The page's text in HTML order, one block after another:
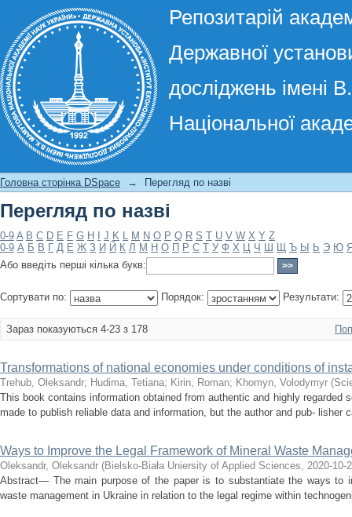
Репозитарій
Державної
досліджень імені
Національної
Перегляд по назві
Головна сторінка DSpace → Перегляд по назві
Перегляд по назві
0-9 A B C D E F G H J K L M N O P Q R S T U V W X Y Z
0-9 А Б В Г Д Е Ж З И Й К Л М Н О П Р С Т У Ф Х Ц Ч Ш Щ Ъ Ы Ь Э Ю
Або введіть перші кілька букв:
Сортувати по: Порядок: Результати:
Зараз показуються 4-23 з 178
Transformations of national economies under conditions of
Trehub, Oleksandr; Hudima, Tetіana; Kirin, Roman; Khomyn, Volodymyr (
This book contains information obtained from authentic and highly regarded
made to publish reliable data and information, but the author and pub- lisher
Ways to Improve the Legal Framework of Mineral Waste
Oleksandr, Oleksandr (Bielsko-Biała Uniersity of Applied Sciences, 2020-10-
Abstract— The main purpose of the paper is to substantiate the ways to
waste management in Ukraine in relation to the legal regime within